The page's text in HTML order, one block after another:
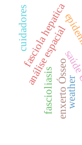
análise espacial
enxerto Ósseo
fascioliasis
fasciola hepatica
weather
cuidadores